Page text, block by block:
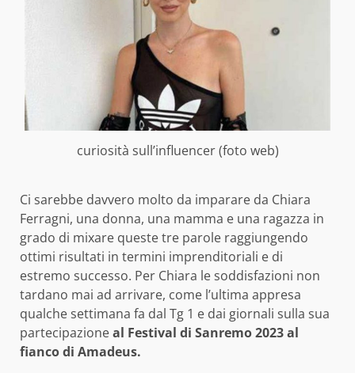
curiosità sull’influencer (foto web)
Ci sarebbe davvero molto da imparare da Chiara
Ferragni, una donna, una mamma e una ragazza in
grado di mixare queste tre parole raggiungendo
ottimi risultati in termini imprenditoriali e di
estremo successo. Per Chiara le soddisfazioni non
tardano mai ad arrivare, come l’ultima appresa
qualche settimana fa dal Tg 1 e dai giornali sulla sua
partecipazioneal Festival di Sanremo 2023 al
fianco di Amadeus.